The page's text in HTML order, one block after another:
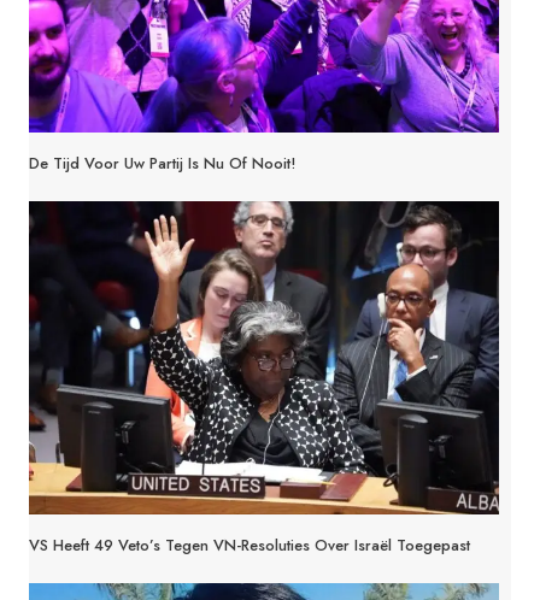
De Tijd Voor Uw Partij Is Nu Of Nooit!
VS Heeft 49 Veto’s Tegen VN-Resoluties Over Israël Toegepast